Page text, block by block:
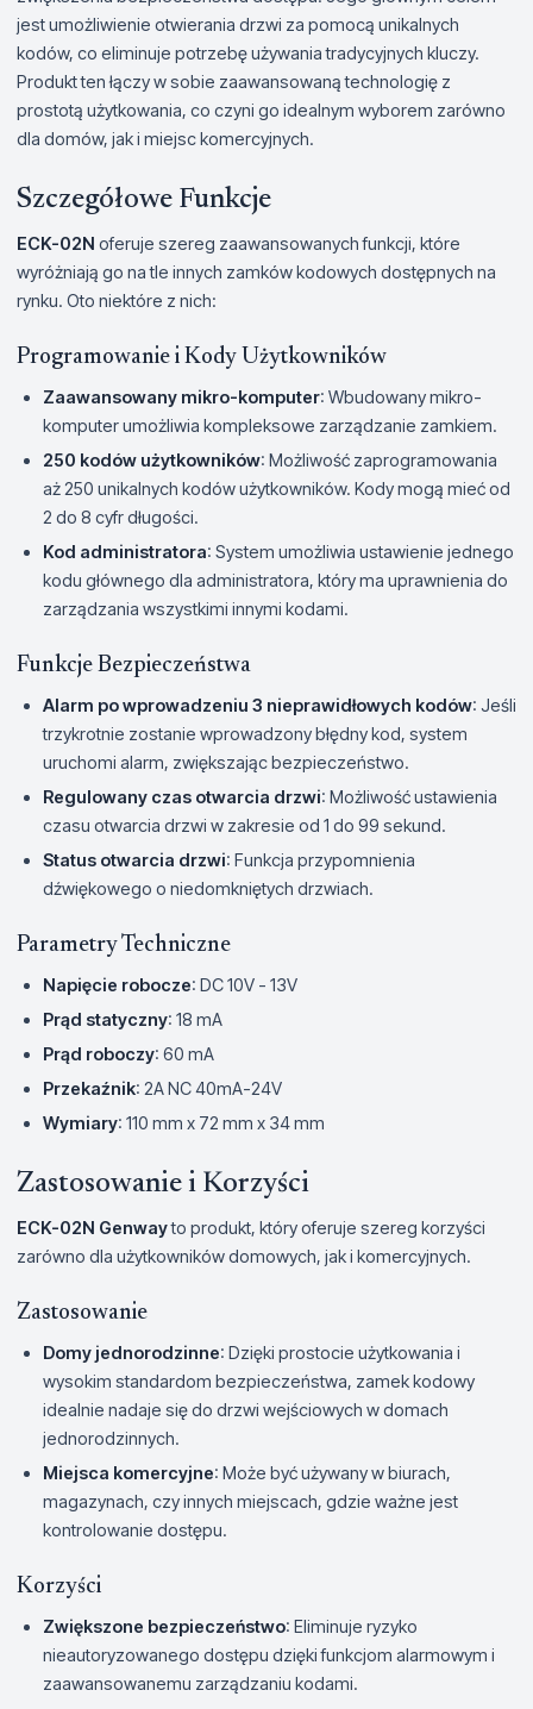
jest umożliwienie otwierania drzwi za pomocą unikalnych
kodów, co eliminuje potrzebę używania tradycyjnych kluczy.
Produkt ten łączy w sobie zaawansowaną technologię z
prostotą użytkowania, co czyni go idealnym wyborem zarówno
dla domów, jak i miejsc komercyjnych.
Szczegółowe Funkcje
ECK-02N oferuje szereg zaawansowanych funkcji, które
wyróżniają go na tle innych zamków kodowych dostępnych na
rynku. Oto niektóre z nich:
Programowanie i Kody Użytkowników
Zaawansowany mikro-komputer: Wbudowany mikro-
komputer umożliwia kompleksowe zarządzanie zamkiem.
250 kodów użytkowników: Możliwość zaprogramowania
aż 250 unikalnych kodów użytkowników. Kody mogą mieć od
2 do 8 cyfr długości.
Kod administratora: System umożliwia ustawienie jednego
kodu głównego dla administratora, który ma uprawnienia do
zarządzania wszystkimi innymi kodami.
Funkcje Bezpieczeństwa
Alarm po wprowadzeniu 3 nieprawidłowych kodów: Jeśli
trzykrotnie zostanie wprowadzony błędny kod, system
uruchomi alarm, zwiększając bezpieczeństwo.
Regulowany czas otwarcia drzwi: Możliwość ustawienia
czasu otwarcia drzwi w zakresie od 1 do 99 sekund.
Status otwarcia drzwi: Funkcja przypomnienia
dźwiękowego o niedomkniętych drzwiach.
Parametry Techniczne
Napięcie robocze: DC 10V - 13V
Prąd statyczny: 18 mA
Prąd roboczy: 60 mA
Przekaźnik: 2A NC 40mA-24V
Wymiary: 110 mm x 72 mm x 34 mm
Zastosowanie i Korzyści
ECK-02N Genwayto produkt, który oferuje szereg korzyści
zarówno dla użytkowników domowych, jak i komercyjnych.
Zastosowanie
Domy jednorodzinne: Dzięki prostocie użytkowania i
wysokim standardom bezpieczeństwa, zamek kodowy
idealnie nadaje się do drzwi wejściowych w domach
jednorodzinnych.
Miejsca komercyjne: Może być używany w biurach,
magazynach, czy innych miejscach, gdzie ważne jest
kontrolowanie dostępu.
Korzyści
Zwiększone bezpieczeństwo: Eliminuje ryzyko
nieautoryzowanego dostępu dzięki funkcjom alarmowym i
zaawansowanemu zarządzaniu kodami.